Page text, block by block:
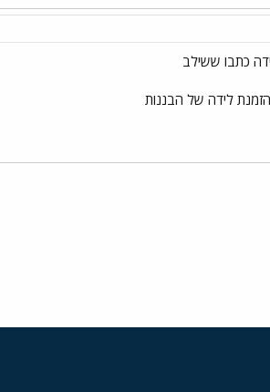
כתבו ששילב
לידה של הבננות